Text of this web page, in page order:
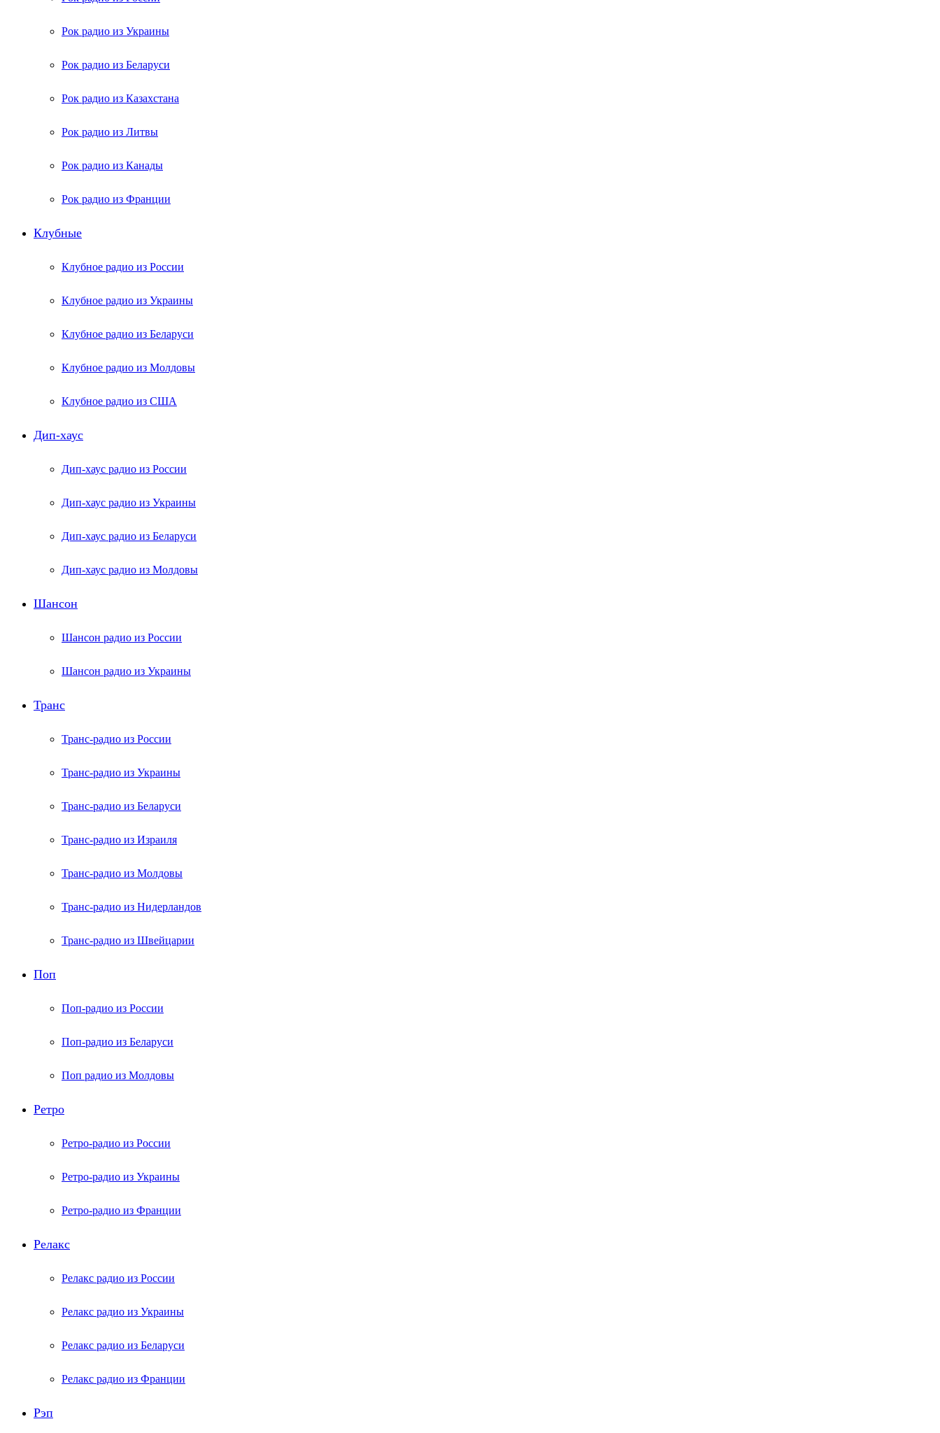
Рок радио из Украины
Рок радио из Беларуси
Рок радио из Казахстана
Рок радио из Литвы
Рок радио из Канады
Рок радио из Франции
Клубные
Клубное радио из России
Клубное радио из Украины
Клубное радио из Беларуси
Клубное радио из Молдовы
Клубное радио из США
Дип-хаус
Дип-хаус радио из России
Дип-хаус радио из Украины
Дип-хаус радио из Беларуси
Дип-хаус радио из Молдовы
Шансон
Шансон радио из России
Шансон радио из Украины
Транс
Транс-радио из России
Транс-радио из Украины
Транс-радио из Беларуси
Транс-радио из Израиля
Транс-радио из Молдовы
Транс-радио из Нидерландов
Транс-радио из Швейцарии
Поп
Поп-радио из России
Поп-радио из Беларуси
Поп радио из Молдовы
Ретро
Ретро-радио из России
Ретро-радио из Украины
Ретро-радио из Франции
Релакс
Релакс радио из России
Релакс радио из Украины
Релакс радио из Беларуси
Релакс радио из Франции
Рэп